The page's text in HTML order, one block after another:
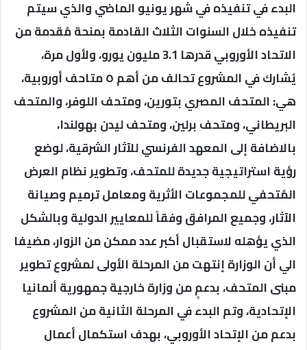
البدء في تنفيذه في شهر يونيو الماضي والذي سيتم
تنفيذه خلال السنوات الثلاث القادمة بمنحة مُقدمة من
الاتحاد الأوروبي قدرها 3.1 مليون يورو، ولأول مرة،
يُشارك في المشروع تحالف من أهم ٥ متاحف أوروبية،
هي: المتحف المصري بتورين، ومتحف اللوفر، والمتحف
البريطاني، ومتحف برلين، ومتحف ليدن بهولندا،
بالاضافة إلى المعهد الفرنسي للآثار الشرقية، لوضع
رؤية استراتيجية جديدة للمتحف، وتطوير نظام العرض
المُتحفي للمجموعات الأثرية ومعامل ترميم وصيانة
الآثار، وجميع المرافق وفقاً للمعايير الدولية وبالشكل
الذي يؤهله لاستقبال أكبر عدد ممكن من الزوار، مضيفا
الي أن الوزارة إنتهت من المرحلة الأولى لمشروع تطوير
مبنى المتحف، بدعمٍ من وزارة خارجية جمهورية ألمانيا
الإتحادية، وتم البدء في المرحلة الثانية من المشروع
بدعم من الإتحاد الأوروبي، بهدف استكمال أعمال